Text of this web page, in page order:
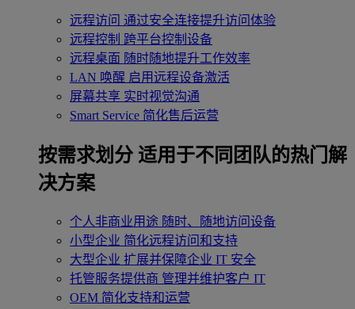
远程访问 通过安全连接提升访问体验
远程控制 跨平台控制设备
远程桌面 随时随地提升工作效率
LAN 唤醒 启用远程设备激活
屏幕共享 实时视觉沟通
Smart Service 简化售后运营
按需求划分 适用于不同团队的热门解
决方案
个人非商业用途 随时、随地访问设备
小型企业 简化远程访问和支持
大型企业 扩展并保障企业 IT 安全
托管服务提供商 管理并维护客户 IT
OEM 简化支持和运营